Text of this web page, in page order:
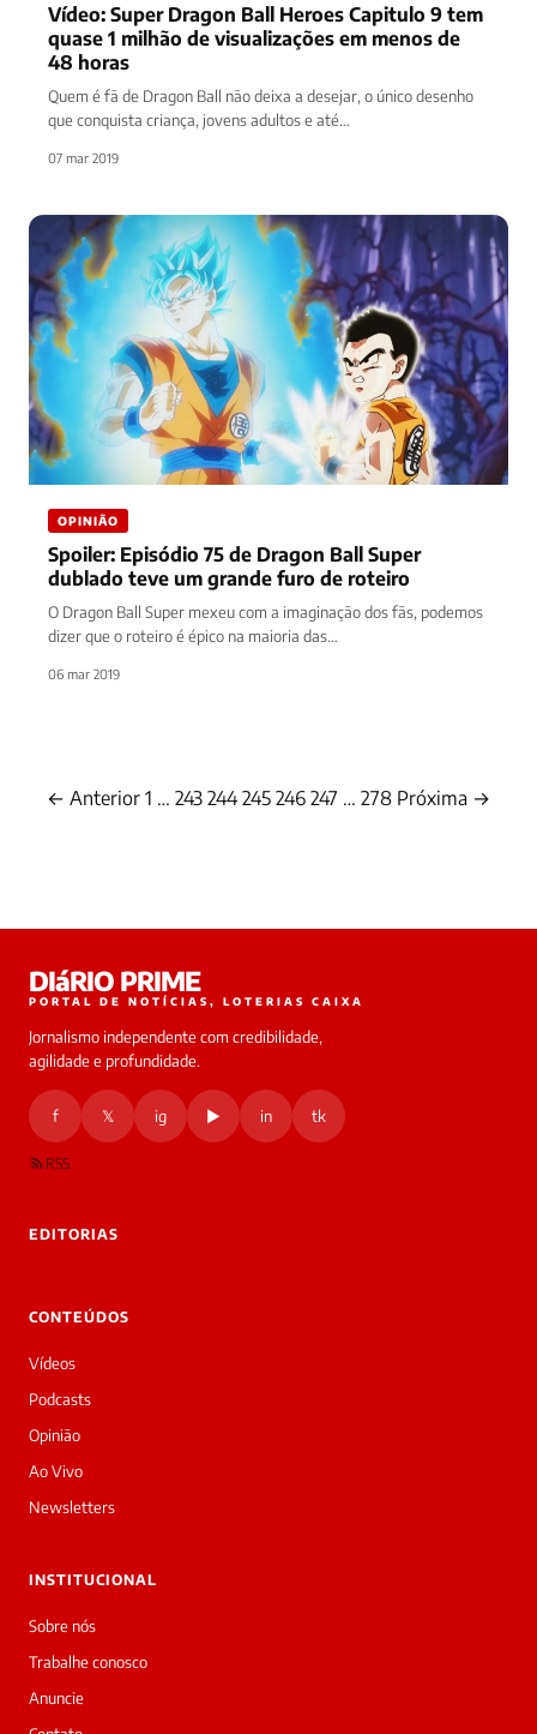
Vídeo: Super Dragon Ball Heroes Capitulo 9 tem
quase 1 milhão de visualizações em menos de
48 horas
Quem é fã de Dragon Ball não deixa a desejar, o único desenho
que conquista criança, jovens adultos e até…
07 mar 2019
OPINIÃO
Spoiler: Episódio 75 de Dragon Ball Super
dublado teve um grande furo de roteiro
O Dragon Ball Super mexeu com a imaginação dos fãs, podemos
dizer que o roteiro é épico na maioria das…
06 mar 2019
← Anterior 1 … 243 244 245 246 247 … 278 Próxima →
DIáRIO PRIME
PORTAL DE NOTÍCIAS, LOTERIAS CAIXA
Jornalismo independente com credibilidade,
agilidade e profundidade.
f 𝕏 ig ▶ in tk
RSS
EDITORIAS
CONTEÚDOS
Vídeos
Podcasts
Opinião
Ao Vivo
Newsletters
INSTITUCIONAL
Sobre nós
Trabalhe conosco
Anuncie